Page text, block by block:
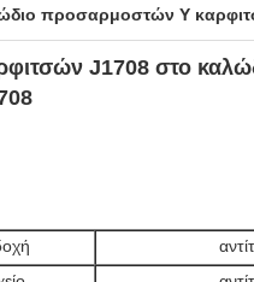
προσαρμοστών Υ
J1708 στο